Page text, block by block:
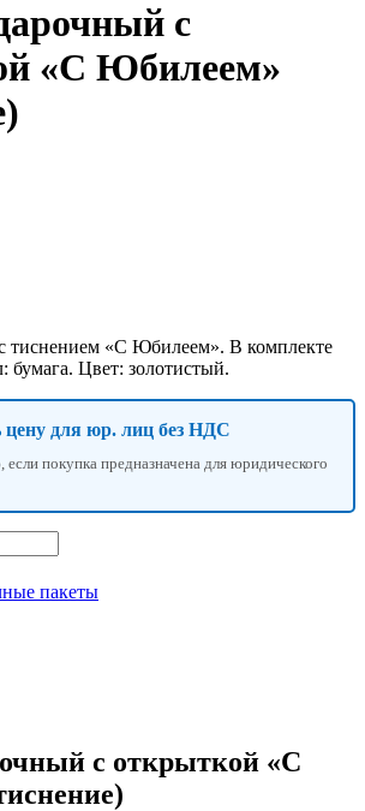
с
«С Юбилеем»
тиснением «С Юбилеем». В комплекте
бумага. Цвет: золотистый.
цену для юр. лиц без НДС
покупка предназначена для юридического
пакеты
с открыткой «С